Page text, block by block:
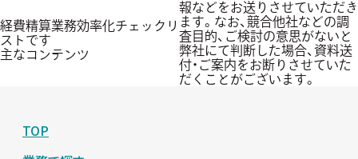
経費精算業務効率化チェックリ
ストです
主なコンテンツ
報などをお送りさせていただき
ます。なお、競合他社などの調
査目的、ご検討の意思がないと
弊社にて判断した場合、資料送
付・ご案内をお断りさせていた
だくことがございます。
TOP